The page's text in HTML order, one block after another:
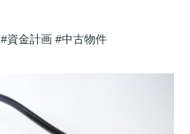
#資金計画 #中古物件